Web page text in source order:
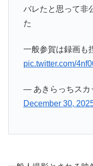
バレたと思って非
た
一般参賀は録画も
pic.twitter.com/
— あきらっちスカ
December 30,